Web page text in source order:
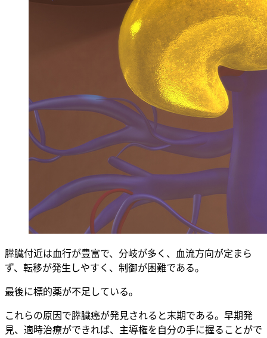
膵臓付近は血行が豊富で、分岐が多く、血流方向が定まら
ず、転移が発生しやすく、制御が困難である。
最後に標的薬が不足している。
これらの原因で膵臓癌が発見されると末期である。早期発
見、適時治療ができれば、主導権を自分の手に握ることがで